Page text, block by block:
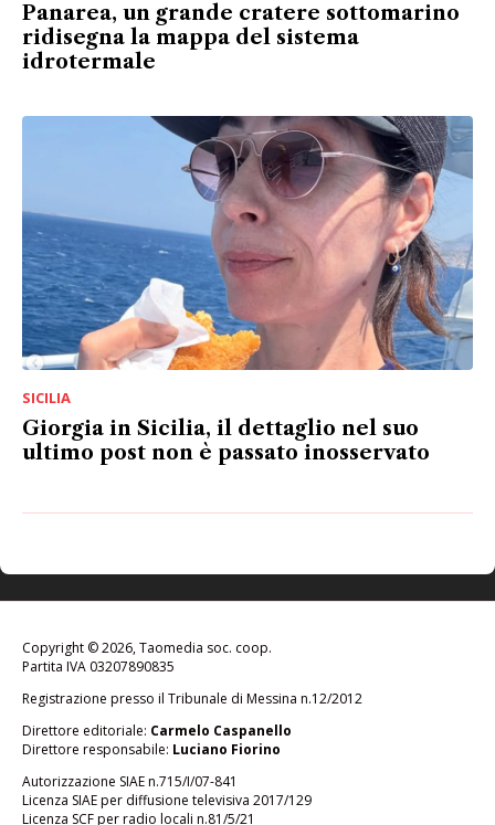
Panarea, un grande cratere sottomarino
ridisegna la mappa del sistema
idrotermale
SICILIA
Giorgia in Sicilia, il dettaglio nel suo
ultimo post non è passato inosservato
Copyright © 2026, Taomedia soc. coop.
Partita IVA 03207890835
Registrazione presso il Tribunale di Messina n.12/2012
Direttore editoriale: Carmelo Caspanello
Direttore responsabile: Luciano Fiorino
Autorizzazione SIAE n.715/I/07-841
Licenza SIAE per diffusione televisiva 2017/129
Licenza SCF per radio locali n.81/5/21